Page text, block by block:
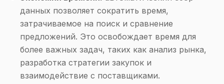
данных позволяет сократить время,
затрачиваемое на поиск и сравнение
предложений. Это освобождает время для
более важных задач, таких как анализ рынка,
разработка стратегии закупок и
взаимодействие с поставщиками.